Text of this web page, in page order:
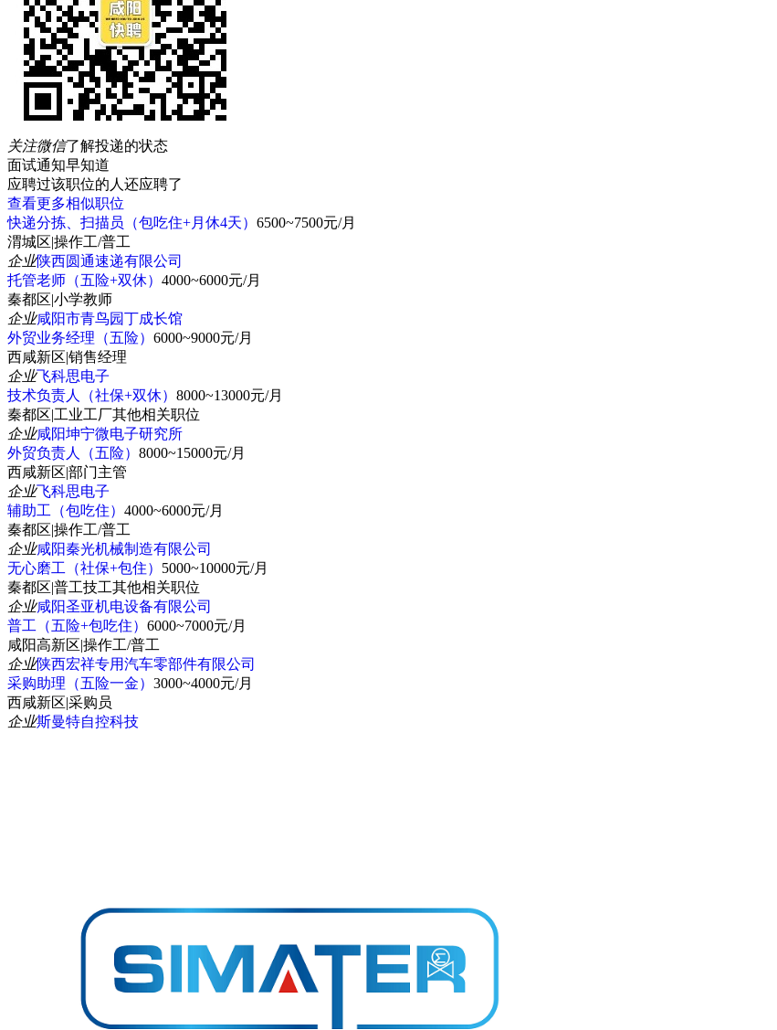
关注微信了解投递的状态
面试通知早知道
应聘过该职位的人还应聘了
查看更多相似职位
快递分拣、扫描员（包吃住+月休4天） 6500~7500元/月
渭城区|操作工/普工
企业陕西圆通速递有限公司
托管老师（五险+双休） 4000~6000元/月
秦都区|小学教师
企业咸阳市青鸟园丁成长馆
外贸业务经理（五险） 6000~9000元/月
西咸新区|销售经理
企业飞科思电子
技术负责人（社保+双休） 8000~13000元/月
秦都区|工业工厂其他相关职位
企业咸阳坤宁微电子研究所
外贸负责人（五险） 8000~15000元/月
西咸新区|部门主管
企业飞科思电子
辅助工（包吃住） 4000~6000元/月
秦都区|操作工/普工
企业咸阳秦光机械制造有限公司
无心磨工（社保+包住） 5000~10000元/月
秦都区|普工技工其他相关职位
企业咸阳圣亚机电设备有限公司
普工（五险+包吃住） 6000~7000元/月
咸阳高新区|操作工/普工
企业陕西宏祥专用汽车零部件有限公司
采购助理（五险一金） 3000~4000元/月
西咸新区|采购员
企业斯曼特自控科技